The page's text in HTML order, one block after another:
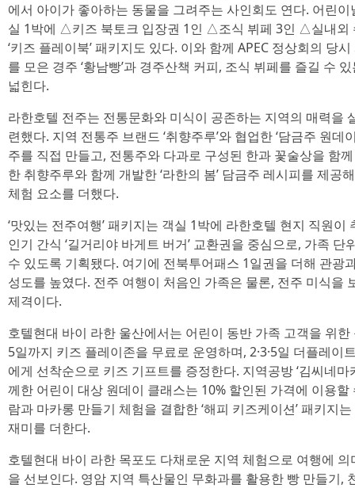
에서 아이가 좋아하는 동물을 그려주는 사인회도 연다. 어린
실 1박에 △키즈 북토크 입장권 1인 △조식 뷔페 3인 △실내외
‘키즈 플레이북’ 패키지도 있다. 이와 함께 APEC 정상회의 당
를 모은 경주 ‘황남빵’과 경주산책 커피, 조식 뷔페를 즐길 수
넓힌다.
라한호텔 전주는 전통문화와 미식이 공존하는 지역의 매력을
련했다. 지역 전통주 브랜드 ‘취향주루’와 협업한 ‘담금주 원
주를 직접 만들고, 전통주와 다과로 구성된 한과 꽃술상을 함
한 취향주루와 함께 개발한 ‘라한의 봄’ 담금주 레시피를 제공
체험 요소를 더했다.
‘맛있는 전주여행’ 패키지는 객실 1박에 라한호텔 현지 직원이
인기 간식 ‘길거리야 바게트 버거’ 교환권을 중심으로, 가족
수 있도록 기획됐다. 여기에 전북투어패스 1일권을 더해 관광
성도를 높였다. 전주 여행이 처음인 가족은 물론, 전주 미식을
제격이다.
호텔현대 바이 라한 울산에서는 어린이 동반 가족 고객을 위
5일까지 키즈 플레이존을 무료로 운영하며, 2·3·5일 더플레
에게 선착순으로 키즈 기프트를 증정한다. 지역공방 ‘김씨네마
께한 어린이 대상 원데이 클래스는 10% 할인된 가격에 이용
람과 마카롱 만들기 체험을 결합한 ‘해피 키즈케이션’ 패키지
재미를 더한다.
호텔현대 바이 라한 목포도 다채로운 지역 체험으로 여행에 의
을 선보인다. 영암 지역 특산물인 무화과를 활용한 빵 만들기,